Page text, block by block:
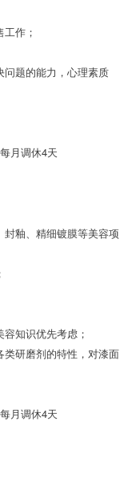
作；
问题的能力，心理素质
月调休4天
釉、精细镀膜等美容项
知识优先考虑；
研磨剂的特性，对漆面
月调休4天